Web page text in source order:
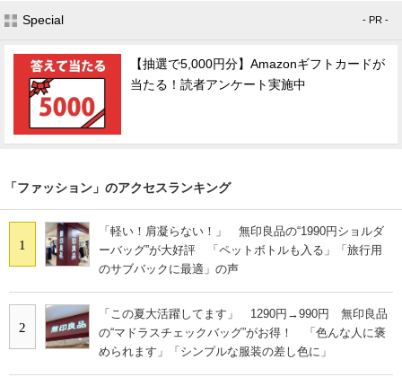
Special - PR -
【抽選で5,000円分】Amazonギフトカードが
当たる！読者アンケート実施中
「ファッション」のアクセスランキング
1
「軽い！肩凝らない！」 無印良品の“1990円ショルダ
ーバッグ”が大好評 「ペットボトルも入る」「旅行用
のサブバックに最適」の声
2
「この夏大活躍してます」 1290円→990円 無印良品
の“マドラスチェックバッグ”がお得！ 「色んな人に褒
められます」「シンプルな服装の差し色に」